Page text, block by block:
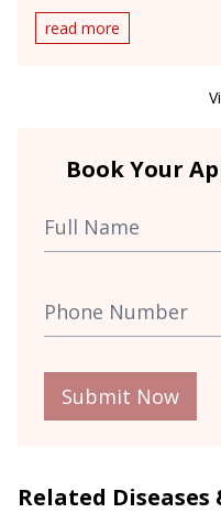
When to See a Doctor
read more
Book Your
Submit Now
Related